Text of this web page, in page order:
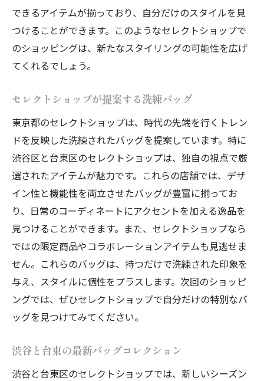
できるアイテムが揃っており、自分だけのスタイルを見
つけることができます。このようなセレクトショップで
のショッピングは、新たなスタイリングの可能性を広げ
てくれるでしょう。
セレクトショップが提案する洗練バッグ
東京都のセレクトショップは、時代の先端を行くトレン
ドを反映した洗練されたバッグを提案しています。特に
渋谷区と台東区のセレクトショップは、独自の視点で厳
選されたアイテムが魅力です。これらの店舗では、デザ
イン性と機能性を両立させたバッグが豊富に揃ってお
り、日常のコーディネートにアクセントを加える逸品を
見つけることができます。また、セレクトショップなら
ではの限定商品やコラボレーションアイテムも見逃せま
せん。これらのバッグは、持つだけで洗練された印象を
与え、スタイルに個性をプラスします。次回のショッピ
ングでは、ぜひセレクトショップで自分だけの特別なバ
ッグを見つけてみてください。
渋谷と台東の最新バッグコレクション
渋谷と台東区のセレクトショップでは、新しいシーズン